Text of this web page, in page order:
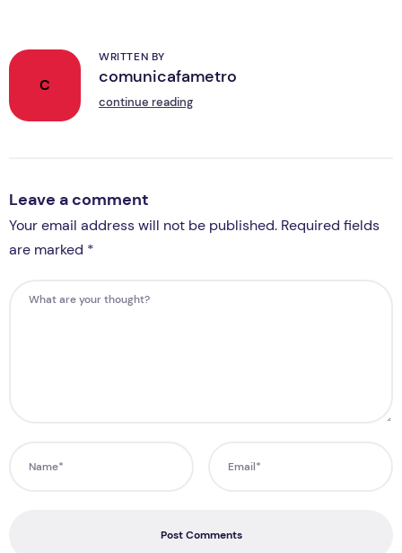
C
WRITTEN BY
comunicafametro
continue reading
Leave a comment
Your email address will not be published. Required fields
are marked *
Post Comments